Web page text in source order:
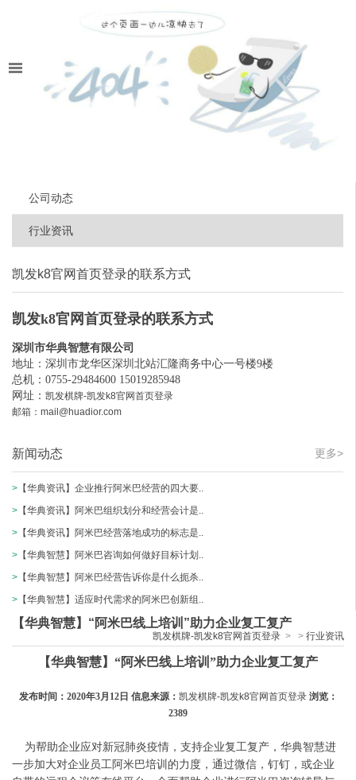
公司动态
行业资讯
凯发k8官网首页登录的联系方式
凯发k8官网首页登录的联系方式
深圳市华典智慧有限公司
地址：深圳市龙华区深圳北站汇隆商务中心一号楼9楼
总机：0755-29484600 15019285948
网址： 凯发棋牌-凯发k8官网首页登录
邮箱： mail@huadior.com
更多>
新闻动态
> 【华典资讯】企业推行阿米巴经营的四大要..
> 【华典资讯】阿米巴组织划分和经营会计是..
> 【华典资讯】阿米巴经营落地成功的标志是..
> 【华典智慧】阿米巴咨询如何做好目标计划..
> 【华典智慧】阿米巴经营告诉你是什么扼杀..
> 【华典智慧】适应时代需求的阿米巴创新组..
【华典智慧】“阿米巴线上培训”助力企业复工复产
凯发棋牌-凯发k8官网首页登录 > > 行业资讯
【华典智慧】“阿米巴线上培训”助力企业复工复产
发布时间：2020年3月12日 信息来源： 凯发棋牌-凯发k8官网首页登录浏览：
2389
为帮助企业应对新冠肺炎疫情，支持企业复工复产，华典智慧进
一步加大对企业员工阿米巴培训的力度，通过微信，钉钉，或企业